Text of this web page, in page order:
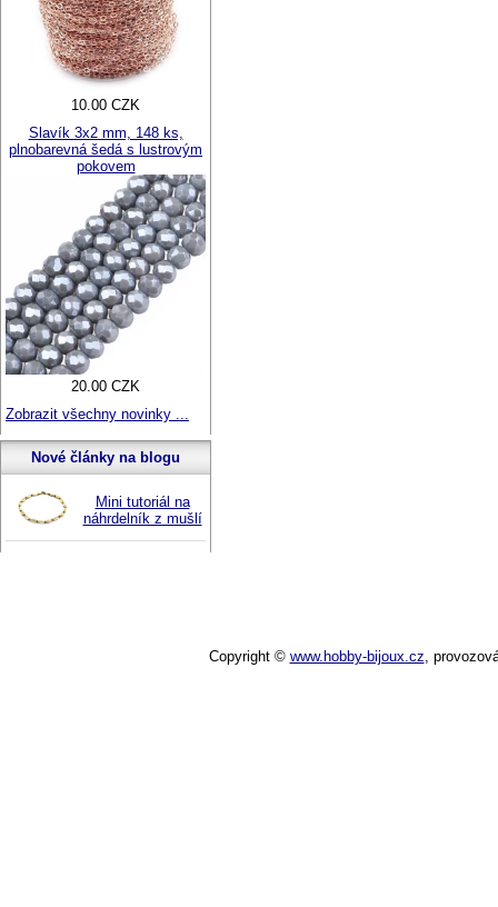
10.00 CZK
Slavík 3x2 mm, 148 ks,
plnobarevná šedá s lustrovým
pokovem
20.00 CZK
Zobrazit všechny novinky ...
Nové články na blogu
Mini tutoriál na
náhrdelník z mušlí
Copyright © www.hobby-bijoux.cz